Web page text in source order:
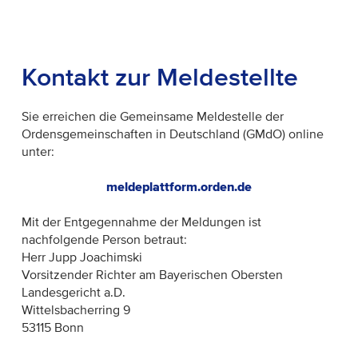
Kontakt zur Meldestellte
Sie erreichen die Gemeinsame Meldestelle der
Ordensgemeinschaften in Deutschland (GMdO) online
unter:
meldeplattform.orden.de
Mit der Entgegennahme der Meldungen ist
nachfolgende Person betraut:
Herr Jupp Joachimski
Vorsitzender Richter am Bayerischen Obersten
Landesgericht a.D.
Wittelsbacherring 9
53115 Bonn